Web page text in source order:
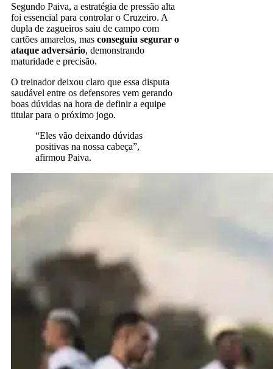
Segundo Paiva, a estratégia de pressão alta
foi essencial para controlar o Cruzeiro. A
dupla de zagueiros saiu de campo com
cartões amarelos, mas conseguiu segurar o
ataque adversário, demonstrando
maturidade e precisão.
O treinador deixou claro que essa disputa
saudável entre os defensores vem gerando
boas dúvidas na hora de definir a equipe
titular para o próximo jogo.
“Eles vão deixando dúvidas
positivas na nossa cabeça”,
afirmou Paiva.